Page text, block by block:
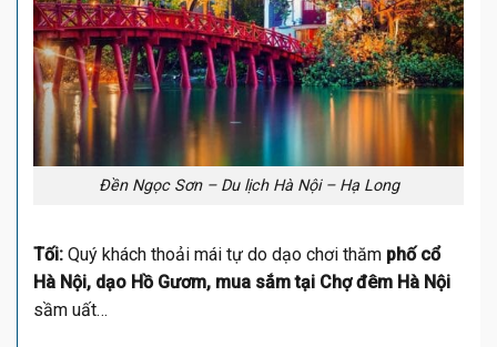
Đền Ngọc Sơn – Du lịch Hà Nội – Hạ Long
Tối: Quý khách thoải mái tự do dạo chơi thăm phố cổ
Hà Nội, dạo Hồ Gươm, mua sắm tại Chợ đêm Hà Nội
sầm uất…